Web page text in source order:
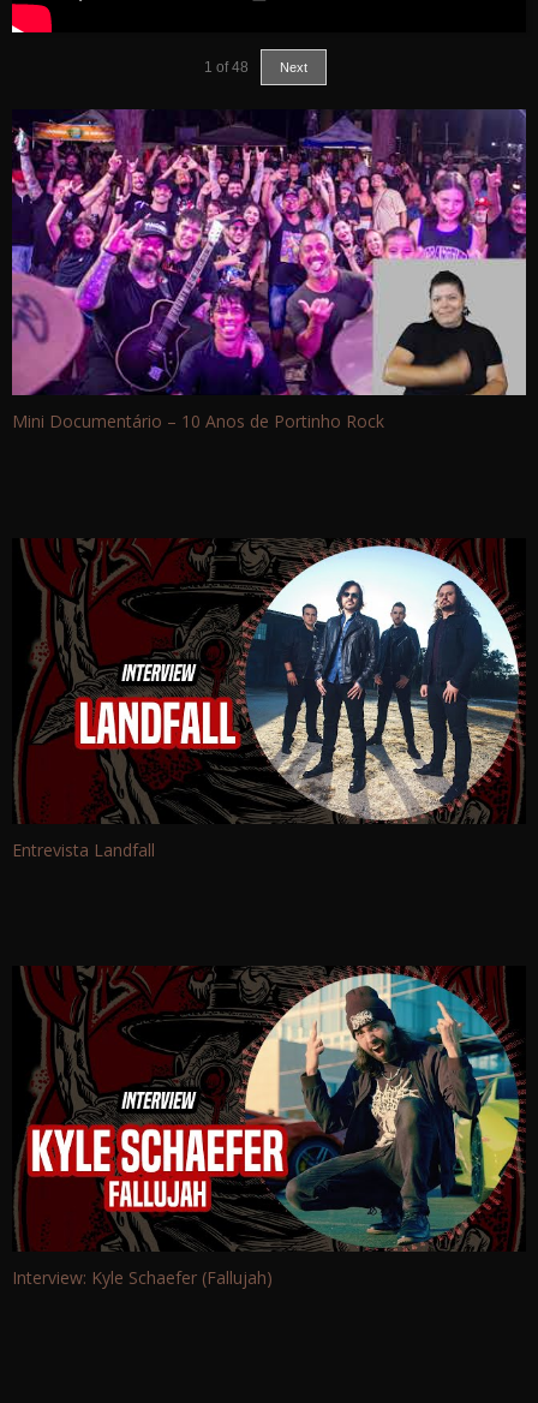
1 of 48 Next
Mini Documentário – 10 Anos de Portinho Rock
Entrevista Landfall
Interview: Kyle Schaefer (Fallujah)